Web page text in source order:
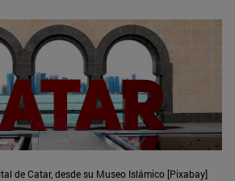
de Catar, desde su Museo Islámico [Pixabay]